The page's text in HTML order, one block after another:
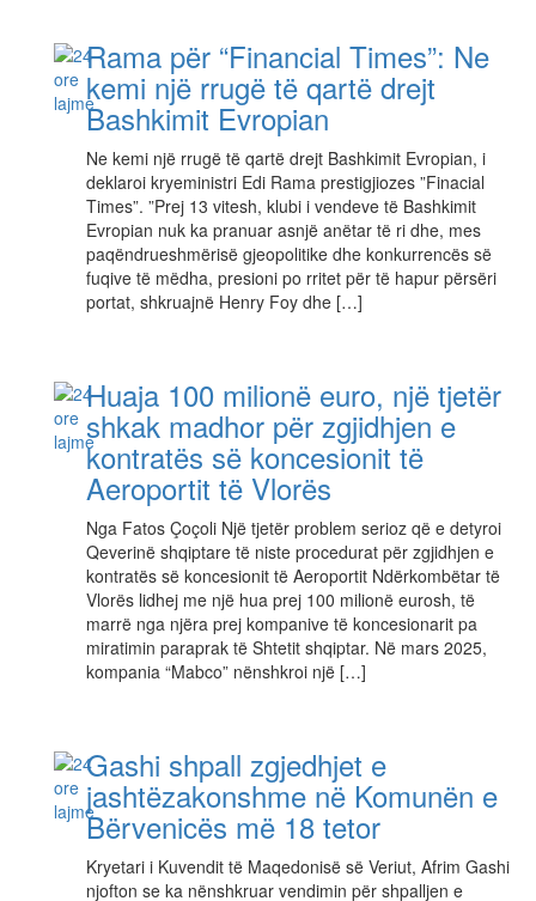
Rama për “Financial Times”: Ne
kemi një rrugë të qartë drejt
Bashkimit Evropian
Ne kemi një rrugë të qartë drejt Bashkimit Evropian, i
deklaroi kryeministri Edi Rama prestigjiozes ”Finacial
Times”. ”Prej 13 vitesh, klubi i vendeve të Bashkimit
Evropian nuk ka pranuar asnjë anëtar të ri dhe, mes
paqëndrueshmërisë gjeopolitike dhe konkurrencës së
fuqive të mëdha, presioni po rritet për të hapur përsëri
portat, shkruajnë Henry Foy dhe […]
Huaja 100 milionë euro, një tjetër
shkak madhor për zgjidhjen e
kontratës së koncesionit të
Aeroportit të Vlorës
Nga Fatos Çoçoli Një tjetër problem serioz që e detyroi
Qeverinë shqiptare të niste procedurat për zgjidhjen e
kontratës së koncesionit të Aeroportit Ndërkombëtar të
Vlorës lidhej me një hua prej 100 milionë eurosh, të
marrë nga njëra prej kompanive të koncesionarit pa
miratimin paraprak të Shtetit shqiptar. Në mars 2025,
kompania “Mabco” nënshkroi një […]
Gashi shpall zgjedhjet e
jashtëzakonshme në Komunën e
Bërvenicës më 18 tetor
Kryetari i Kuvendit të Maqedonisë së Veriut, Afrim Gashi
njofton se ka nënshkruar vendimin për shpalljen e